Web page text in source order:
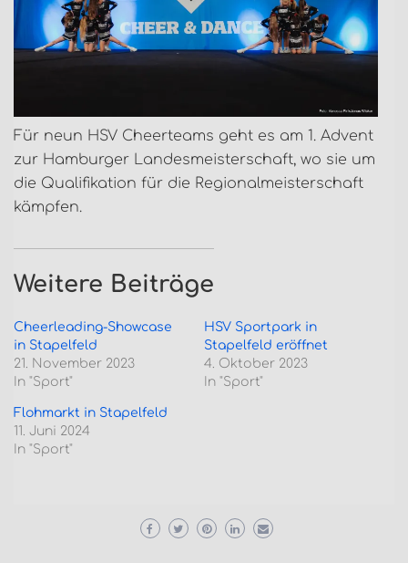
Für neun HSV Cheerteams geht es am 1. Advent
zur Hamburger Landesmeisterschaft, wo sie um
die Qualifikation für die Regionalmeisterschaft
kämpfen.
Weitere Beiträge
Cheerleading-Showcase
in Stapelfeld
21. November 2023
In "Sport"
HSV Sportpark in
Stapelfeld eröffnet
4. Oktober 2023
In "Sport"
Flohmarkt in Stapelfeld
11. Juni 2024
In "Sport"